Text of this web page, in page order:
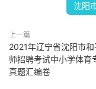
沈阳
上一篇
2021年辽宁省沈阳市
师招聘考试中小学体育
真题汇编卷